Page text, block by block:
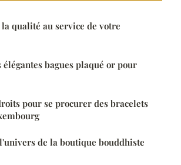
qualité au service de votre
élégantes bagues plaqué or pour
pour se procurer des bracelets
de la boutique bouddhiste